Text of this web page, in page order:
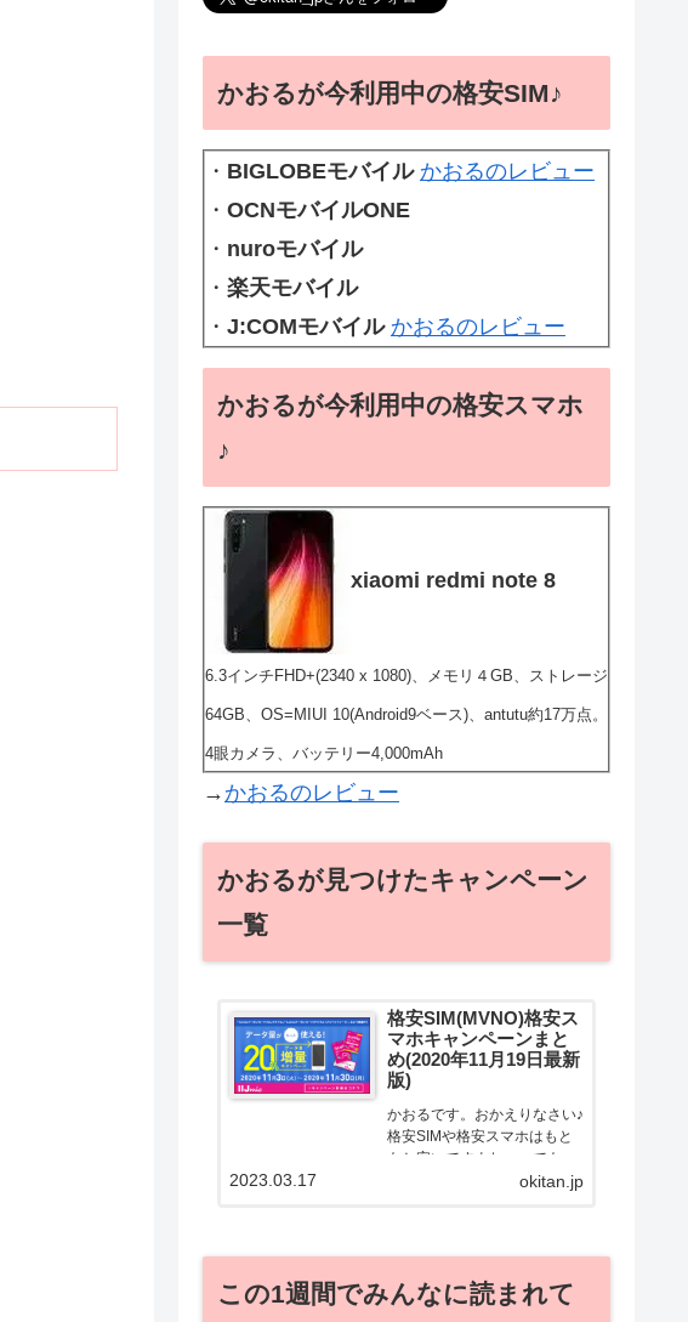
かおるが今利用中の格安SIM♪
・ BIGLOBEモバイル かおるのレビュー
・ OCNモバイルONE
・ nuroモバイル
・ 楽天モバイル
・ J:COMモバイル かおるのレビュー
かおるが今利用中の格安スマホ
♪
xiaomi redmi note 8
6.3インチFHD+(2340 x 1080)、メモリ４GB、ストレージ
64GB、OS=MIUI 10(Android9ベース)、antutu約17万点。
4眼カメラ、バッテリー4,000mAh
→かおるのレビュー
かおるが見つけたキャンペーン
一覧
格安SIM(MVNO)格安ス
マホキャンペーンまと
め(2020年11月19日最新
版)
かおるです。おかえりなさい♪
格安SIMや格安スマホはもと
もと安いですよねー。でも！
どうせ契約するなら安くお得
かおるが調べた案件をこっ
そ...
okitan.jp
2023.03.17
この1週間でみんなに読まれて